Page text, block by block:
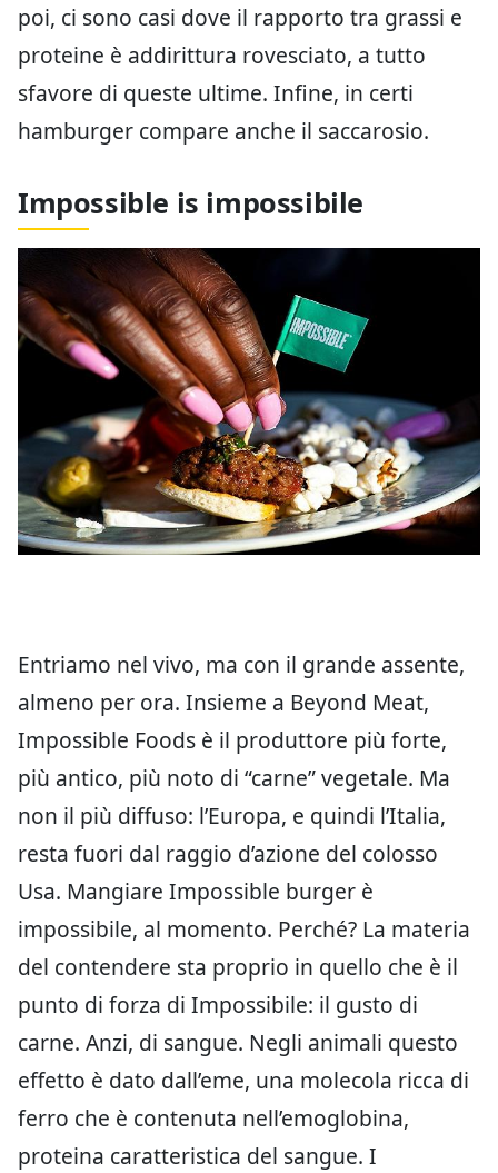
poi, ci sono casi dove il rapporto tra grassi e
proteine è addirittura rovesciato, a tutto
sfavore di queste ultime. Infine, in certi
hamburger compare anche il saccarosio.
Impossible is impossibile
Entriamo nel vivo, ma con il grande assente,
almeno per ora. Insieme a Beyond Meat,
Impossible Foods è il produttore più forte,
più antico, più noto di “carne” vegetale. Ma
non il più diffuso: l’Europa, e quindi l’Italia,
resta fuori dal raggio d’azione del colosso
Usa. Mangiare Impossible burger è
impossibile, al momento. Perché? La materia
del contendere sta proprio in quello che è il
punto di forza di Impossibile: il gusto di
carne. Anzi, di sangue. Negli animali questo
effetto è dato dall’eme, una molecola ricca di
ferro che è contenuta nell’emoglobina,
proteina caratteristica del sangue. I